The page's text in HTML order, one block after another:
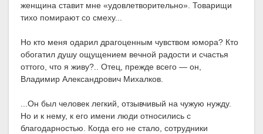
женщина ставит мне «удовлетворительно». Товарищи
тихо помирают со смеху...
Но кто меня одарил драгоценным чувством юмора? Кто
обогатил душу ощущением вечной радости и счастья
оттого, что я живу?.. Отец, прежде всего — он,
Владимир Александрович Михалков.
...Он был человек легкий, отзывчивый на чужую нужду.
Но и к нему, к его имени люди относились с
благодарностью. Когда его не стало, сотрудники